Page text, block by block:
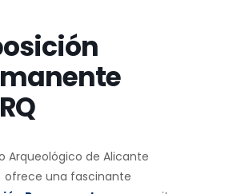
Arqueológico de Alicante
ofrece una fascinante